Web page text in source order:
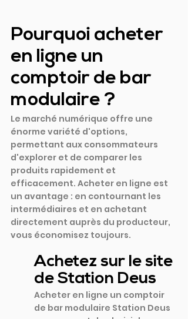
Pourquoi acheter
en ligne un
comptoir de bar
modulaire ?
Le marché numérique offre une
énorme variété d'options,
permettant aux consommateurs
d'explorer et de comparer les
produits rapidement et
efficacement. Acheter en ligne est
un avantage : en contournant les
intermédiaires et en achetant
directement auprès du producteur,
vous économisez toujours.
Achetez sur le site
de Station Deus
Acheter en ligne un comptoir
de bar modulaire Station Deus